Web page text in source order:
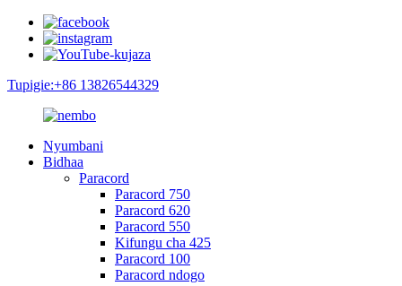
Tupigie:+86 13826544329
Nyumbani
Bidhaa
Paracord
Paracord 750
Paracord 620
Paracord 550
Kifungu cha 425
Paracord 100
Paracord ndogo